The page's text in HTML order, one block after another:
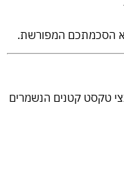
הסכמתכם המפורשת.
טקסט קטנים הנשמרים